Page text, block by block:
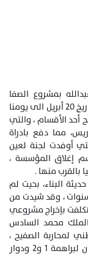
بمشروع الصفا
بالجماعة القروية للشلالات نواحي المحمدية، منذ تاريخ 20 أبريل الى يومنا
الأقسام ، والتي
مما دفع بادراة
أوفدت لجنة لعين
إغلاق المؤسسة ،
بالقرب منها .
البناء، بحيت لم
، وقد شيدت من
بإخراج مشروعي
الملك محمد السادس
لمحاربة الصفيح ،
وهما المشروعان اللذان استفاد منهما بعض سكان لبراهمة 1 و2 ودوار